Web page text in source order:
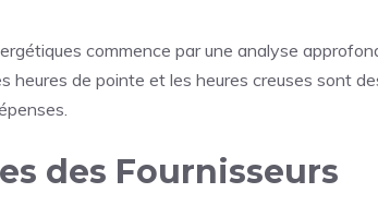
commence par une analyse
heures de pointe et les heures creuses sont
des Fournisseurs